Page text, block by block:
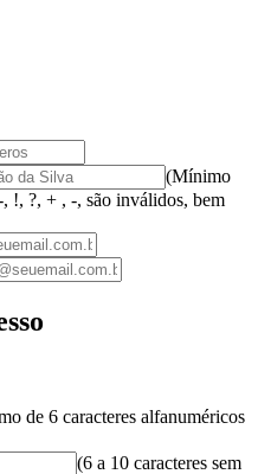
(Mínimo
!, ?, + , -, são inválidos, bem
de 6 caracteres alfanuméricos
(6 a 10 caracteres sem